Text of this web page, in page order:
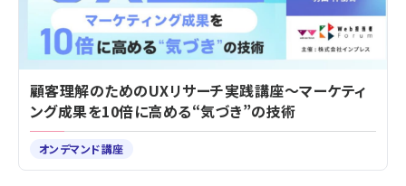
顧客理解のためのUXリサーチ実践講座～マーケティ
ング成果を10倍に高める“気づき”の技術
オンデマンド講座